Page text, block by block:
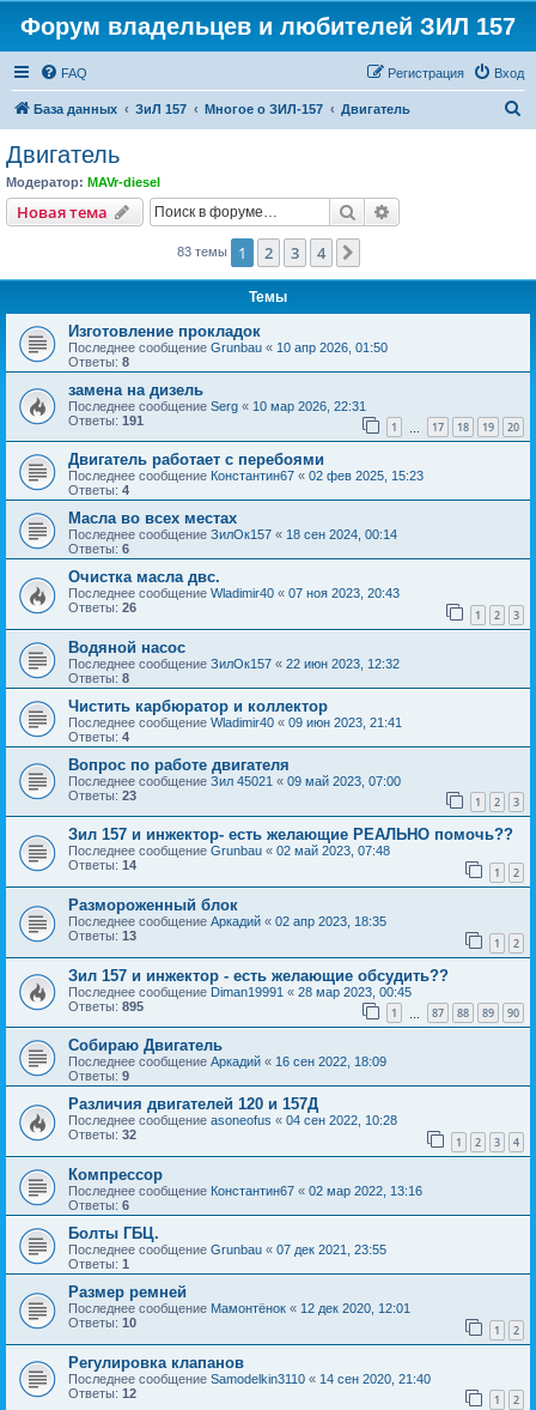
Форум владельцев и любителей ЗИЛ 157
FAQ Вход
Регистрация
База данных ЗиЛ 157 Многое о ЗИЛ-157 Двигатель
Двигатель
Модератор: MAVr-diesel
Новая тема Поиск
83 темы 1 2 3 4
Темы
Изготовление прокладок
Последнее сообщение Grunbau « 10 апр 2026, 01:50
Ответы: 8
замена на дизель
Последнее сообщение Serg « 10 мар 2026, 22:31
Ответы: 191 1 17 18 19 20
Двигатель работает с перебоями
Последнее сообщение Константин67 « 02 фев 2025, 15:23
Ответы: 4
Масла во всех местах
Последнее сообщение ЗилОк157 « 18 сен 2024, 00:14
Ответы: 6
Очистка масла двс.
Последнее сообщение Wladimir40 « 07 ноя 2023, 20:43
Ответы: 26 1 2 3
Водяной насос
Последнее сообщение ЗилОк157 « 22 июн 2023, 12:32
Ответы: 8
Чистить карбюратор и коллектор
Последнее сообщение Wladimir40 « 09 июн 2023, 21:41
Ответы: 4
Вопрос по работе двигателя
Последнее сообщение Зил 45021 « 09 май 2023, 07:00
Ответы: 23 1 2 3
Зил 157 и инжектор- есть желающие РЕАЛЬНО помочь??
Последнее сообщение Grunbau « 02 май 2023, 07:48
Ответы: 14 1 2
Размороженный блок
Последнее сообщение Аркадий « 02 апр 2023, 18:35
Ответы: 13 1 2
Зил 157 и инжектор - есть желающие обсудить??
Последнее сообщение Diman19991 « 28 мар 2023, 00:45
Ответы: 895 1 87 88 89 90
Собираю Двигатель
Последнее сообщение Аркадий « 16 сен 2022, 18:09
Ответы: 9
Различия двигателей 120 и 157Д
Последнее сообщение asoneofus « 04 сен 2022, 10:28
Ответы: 32 1 2 3 4
Компрессор
Последнее сообщение Константин67 « 02 мар 2022, 13:16
Ответы: 6
Болты ГБЦ.
Последнее сообщение Grunbau « 07 дек 2021, 23:55
Ответы: 1
Размер ремней
Последнее сообщение Мамонтёнок « 12 дек 2020, 12:01
Ответы: 10 1 2
Регулировка клапанов
Последнее сообщение Samodelkin3110 « 14 сен 2020, 21:40
Ответы: 12 1 2